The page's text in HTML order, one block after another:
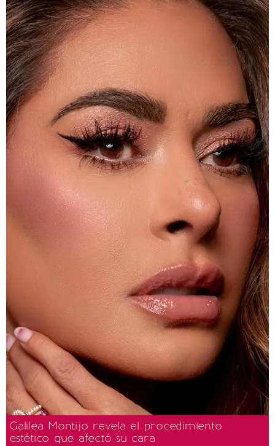
Galilea Montijo revela el procedimiento
estético que afectó su cara